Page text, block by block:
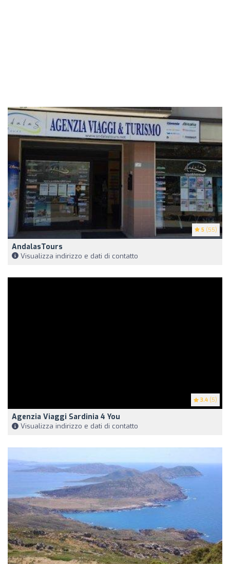
5 (55)
AndalasTours
Visualizza indirizzo e dati di contatto
3.4 (5)
Agenzia Viaggi Sardinia 4 You
Visualizza indirizzo e dati di contatto